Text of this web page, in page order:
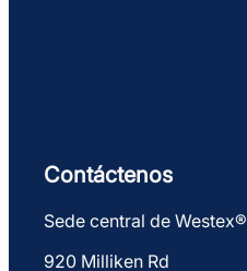
Contáctenos
Sede central de Westex®
920 Milliken Rd